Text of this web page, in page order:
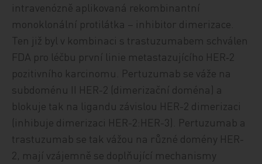
intravenózně aplikovaná rekombinantní
monoklonální protilátka – inhibitor dimerizace.
Ten již byl v kombinaci s trastuzumabem schválen
FDA pro léčbu první linie metastazujícího HER‑2
pozitivního karcinomu. Pertuzumab se váže na
subdoménu II HER-2 (dimerizační doména) a
blokuje tak na ligandu závislou HER-2 dimerizaci
(inhibuje dimerizaci HER-2:HER-3). Pertuzumab a
trastuzumab se tak vážou na různé domény HER-
2, mají vzájemně se doplňující mechanismy